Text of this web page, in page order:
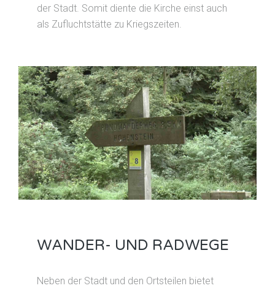
der Stadt. Somit diente die Kirche einst auch
als Zufluchtstätte zu Kriegszeiten.
WANDER- UND RADWEGE
Neben der Stadt und den Ortsteilen bietet